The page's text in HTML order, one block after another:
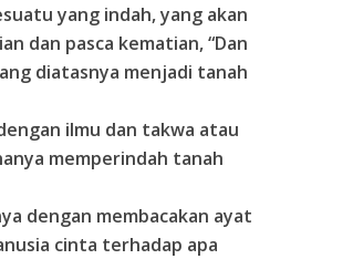
yang indah, yang akan
dan pasca kematian, “Dan
diatasnya menjadi tanah
ilmu dan takwa atau
memperindah tanah
dengan membacakan ayat
cinta terhadap apa